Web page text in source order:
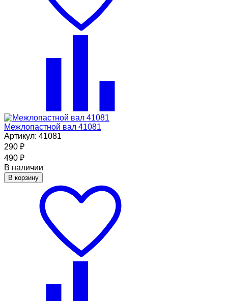
Межлопастной вал 41081
Артикул: 41081
290 ₽
490 ₽
В наличии
В корзину